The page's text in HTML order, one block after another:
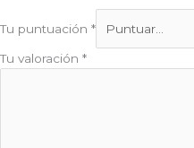
Tu puntuación *
Tu valoración *